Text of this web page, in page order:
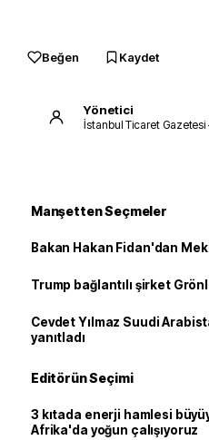
Beğen Kaydet
Yönetici
İstanbul Ticaret Gazetesi
Manşetten Seçmeler
Bakan Hakan Fidan'dan
Trump bağlantılı şirket
Cevdet Yılmaz Suudi
yanıtladı
Editörün Seçimi
3 kıtada enerji hamlesi
Afrika'da yoğun çalışıyoruz